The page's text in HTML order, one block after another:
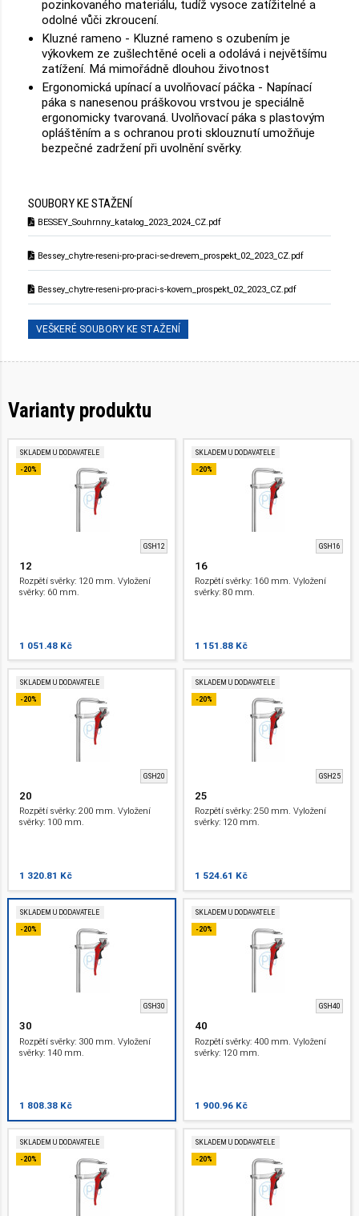
pozinkovaného materiálu, tudíž vysoce zatížitelné a
odolné vůči zkroucení.
Kluzné rameno - Kluzné rameno s ozubením je
výkovkem ze zušlechtěné oceli a odolává i největšímu
zatížení. Má mimořádně dlouhou životnost
Ergonomická upínací a uvolňovací páčka - Napínací
páka s nanesenou práškovou vrstvou je speciálně
ergonomicky tvarovaná. Uvolňovací páka s plastovým
opláštěním a s ochranou proti sklouznutí umožňuje
bezpečné zadržení při uvolnění svěrky.
SOUBORY KE STAŽENÍ
BESSEY_Souhrnny_katalog_2023_2024_CZ.pdf
Bessey_chytre-reseni-pro-praci-se-drevem_prospekt_02_2023_CZ.pdf
Bessey_chytre-reseni-pro-praci-s-kovem_prospekt_02_2023_CZ.pdf
VEŠKERÉ SOUBORY KE STAŽENÍ
Varianty produktu
SKLADEM U DODAVATELE
-20%
GSH12
12
Rozpětí svěrky: 120 mm. Vyložení
svěrky: 60 mm.
1 051.48 Kč
SKLADEM U DODAVATELE
-20%
GSH16
16
Rozpětí svěrky: 160 mm. Vyložení
svěrky: 80 mm.
1 151.88 Kč
SKLADEM U DODAVATELE
-20%
GSH20
20
Rozpětí svěrky: 200 mm. Vyložení
svěrky: 100 mm.
1 320.81 Kč
SKLADEM U DODAVATELE
-20%
GSH25
25
Rozpětí svěrky: 250 mm. Vyložení
svěrky: 120 mm.
1 524.61 Kč
SKLADEM U DODAVATELE
-20%
GSH30
30
Rozpětí svěrky: 300 mm. Vyložení
svěrky: 140 mm.
1 808.38 Kč
SKLADEM U DODAVATELE
-20%
GSH40
40
Rozpětí svěrky: 400 mm. Vyložení
svěrky: 120 mm.
1 900.96 Kč
SKLADEM U DODAVATELE
-20%
SKLADEM U DODAVATELE
-20%